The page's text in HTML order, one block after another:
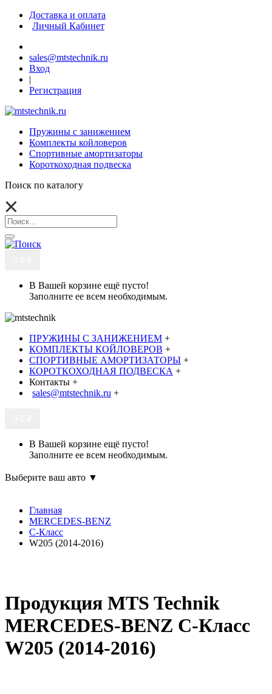
Доставка и оплата
Личный Кабинет
sales@mtstechnik.ru
Вход
|
Регистрация
Пружины с занижением
Комплекты койловеров
Спортивные амортизаторы
Короткоходная подвеска
Поиск по каталогу
В Вашей корзине ещё пусто!
Заполните ее всем необходимым.
ПРУЖИНЫ С ЗАНИЖЕНИЕМ +
КОМПЛЕКТЫ КОЙЛОВЕРОВ +
СПОРТИВНЫЕ АМОРТИЗАТОРЫ +
КОРОТКОХОДНАЯ ПОДВЕСКА +
Контакты +
sales@mtstechnik.ru +
В Вашей корзине ещё пусто!
Заполните ее всем необходимым.
Выберите ваш авто ▼
Главная
MERCEDES-BENZ
C-Класс
W205 (2014-2016)
Продукция MTS Technik
MERCEDES-BENZ C-Класс
W205 (2014-2016)